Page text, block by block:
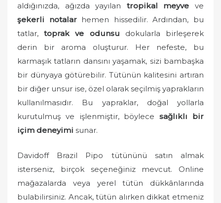
aldığınızda, ağızda yayılan tropikal meyve ve
şekerli notalarhemen hissedilir. Ardından, bu
tatlar,toprak ve odunsu dokularla birleşerek
derin bir aroma oluşturur. Her nefeste, bu
karmaşık tatların dansını yaşamak, sizi bambaşka
bir dünyaya götürebilir. Tütünün kalitesini artıran
bir diğer unsur ise, özel olarak seçilmiş yaprakların
kullanılmasıdır. Bu yapraklar, doğal yollarla
kurutulmuş ve işlenmiştir, böylecesağlıklı bir
içim deneyimi sunar.
Davidoff Brazil Pipo tütününü satın almak
isterseniz, birçok seçeneğiniz mevcut. Online
mağazalarda veya yerel tütün dükkânlarında
bulabilirsiniz. Ancak, tütün alırken dikkat etmeniz